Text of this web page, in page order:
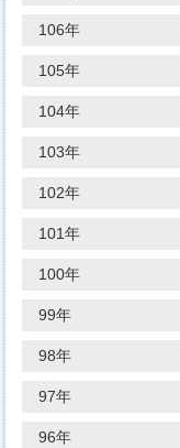
106年
105年
104年
103年
102年
101年
100年
99年
98年
97年
96年